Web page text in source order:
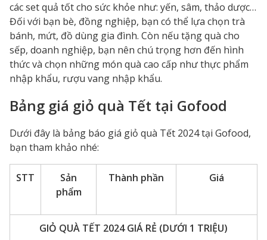
các set quả tốt cho sức khỏe như: yến, sâm, thảo dược…
Đối với bạn bè, đồng nghiệp, bạn có thể lựa chọn trà
bánh, mứt, đồ dùng gia đình. Còn nếu tặng quà cho
sếp, doanh nghiệp, bạn nên chú trọng hơn đến hình
thức và chọn những món quà cao cấp như thực phẩm
nhập khẩu, rượu vang nhập khẩu.
Bảng giá giỏ quà Tết tại Gofood
Dưới đây là bảng báo giá giỏ quà Tết 2024tại Gofood,
bạn tham khảo nhé:
STT
Sản
phẩm
Thành phần Giá
GIỎ QUÀ TẾT 2024 GIÁ RẺ (DƯỚI 1 TRIỆU)